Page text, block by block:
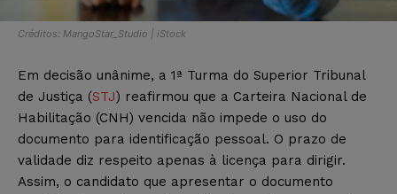
Créditos: MangoStar_Studio | iStock
Em decisão unânime, a 1ª Turma do Superior Tribunal
de Justiça (STJ) reafirmou que a Carteira Nacional de
Habilitação (CNH) vencida não impede o uso do
documento para identificação pessoal. O prazo de
validade diz respeito apenas à licença para dirigir.
Assim, o candidato que apresentar o documento